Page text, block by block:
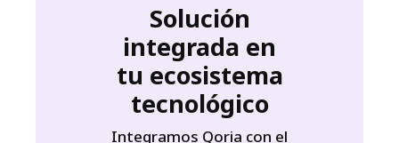
Solución
integrada en
tu ecosistema
tecnológico
Integramos Qoria con el